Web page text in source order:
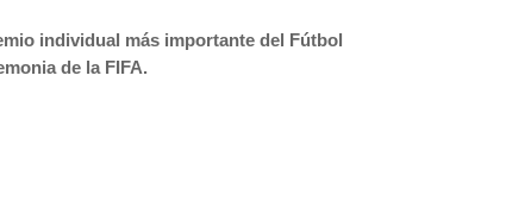
individual más importante del Fútbol
de la FIFA.